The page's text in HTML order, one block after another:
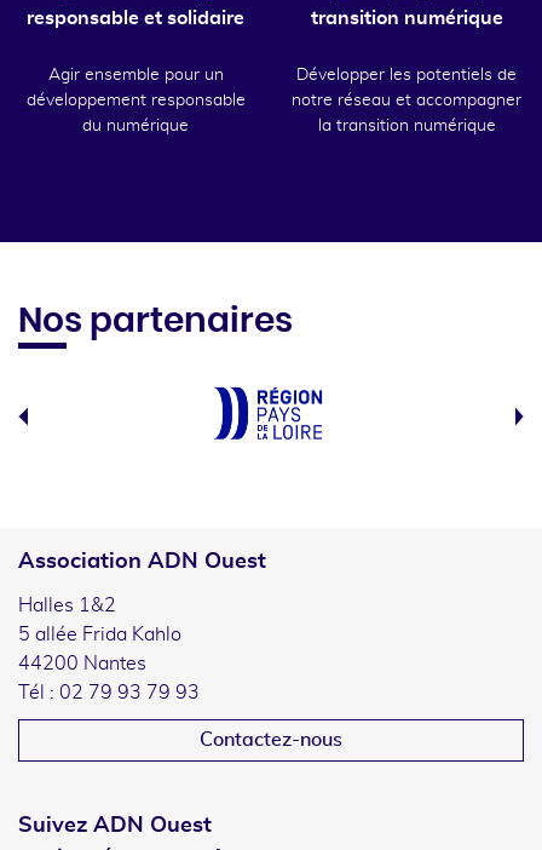
responsable et solidaire
Agir ensemble pour un
développement responsable
du numérique
transition numérique
Développer les potentiels de
notre réseau et accompagner
la transition numérique
Nos partenaires
Association ADN Ouest
Halles 1&2
5 allée Frida Kahlo
44200 Nantes
Tél : 02 79 93 79 93
Contactez-nous
Suivez ADN Ouest